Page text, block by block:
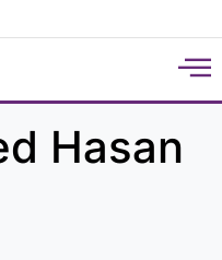
Hasan